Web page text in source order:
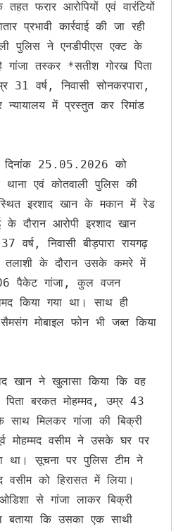
फरार आरोपियों एवं वारंटियों
प्रभावी कार्रवाई की जा रही
पुलिस ने एनडीपीएस एक्ट के
तस्कर *सतीश गोरख पिता
31 वर्ष, निवासी सोनकरपारा,
न्यायालय में प्रस्तुत कर रिमांड
एवं कोतवाली पुलिस की
इरशाद खान के मकान में रेड
के दौरान आरोपी इरशाद खान
वर्ष, निवासी बीड़पारा रायगढ़
तलाशी के दौरान उसके कमरे में
06 पैकेट गांजा, कुल वजन
किया गया था। साथ ही
मोबाइल फोन भी जब्त किया
पिता बरकत मोहम्मद, उम्र 43
के साथ मिलकर गांजा की बिक्री
मोहम्मद वसीम ने उसके घर पर
था। सूचना पर पुलिस टीम ने
वसीम को हिरासत में लिया।
से गांजा लाकर बिक्री
बताया कि उसका एक साथी